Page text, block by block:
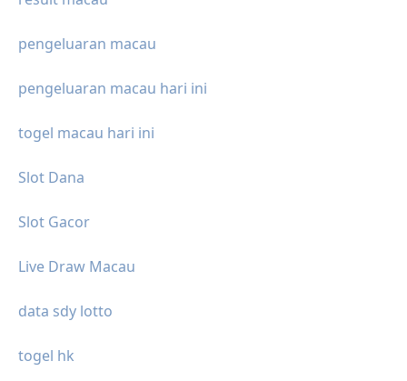
pengeluaran macau
pengeluaran macau hari ini
togel macau hari ini
Slot Dana
Slot Gacor
Live Draw Macau
data sdy lotto
togel hk